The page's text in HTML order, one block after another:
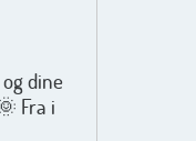
dine
Fra i